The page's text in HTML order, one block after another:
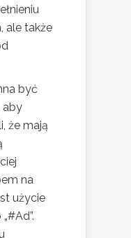
ale także
być
aby
że mają
na
użycie